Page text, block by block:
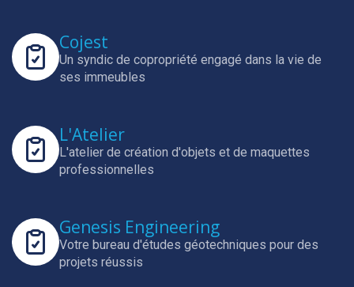
Cojest
Un syndic de copropriété engagé dans la vie de
ses immeubles
L'Atelier
L'atelier de création d'objets et de maquettes
professionnelles
Genesis Engineering
Votre bureau d'études géotechniques pour des
projets réussis